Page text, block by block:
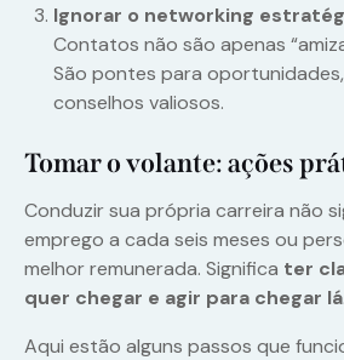
Ignorar o networking
Contatos não são apenas
São pontes para
conselhos valiosos.
Tomar o volante: ações
Conduzir sua própria carreira não
emprego a cada seis meses ou
melhor remunerada. Significa ter
quer chegar e agir para chegar lá
Aqui estão alguns passos que